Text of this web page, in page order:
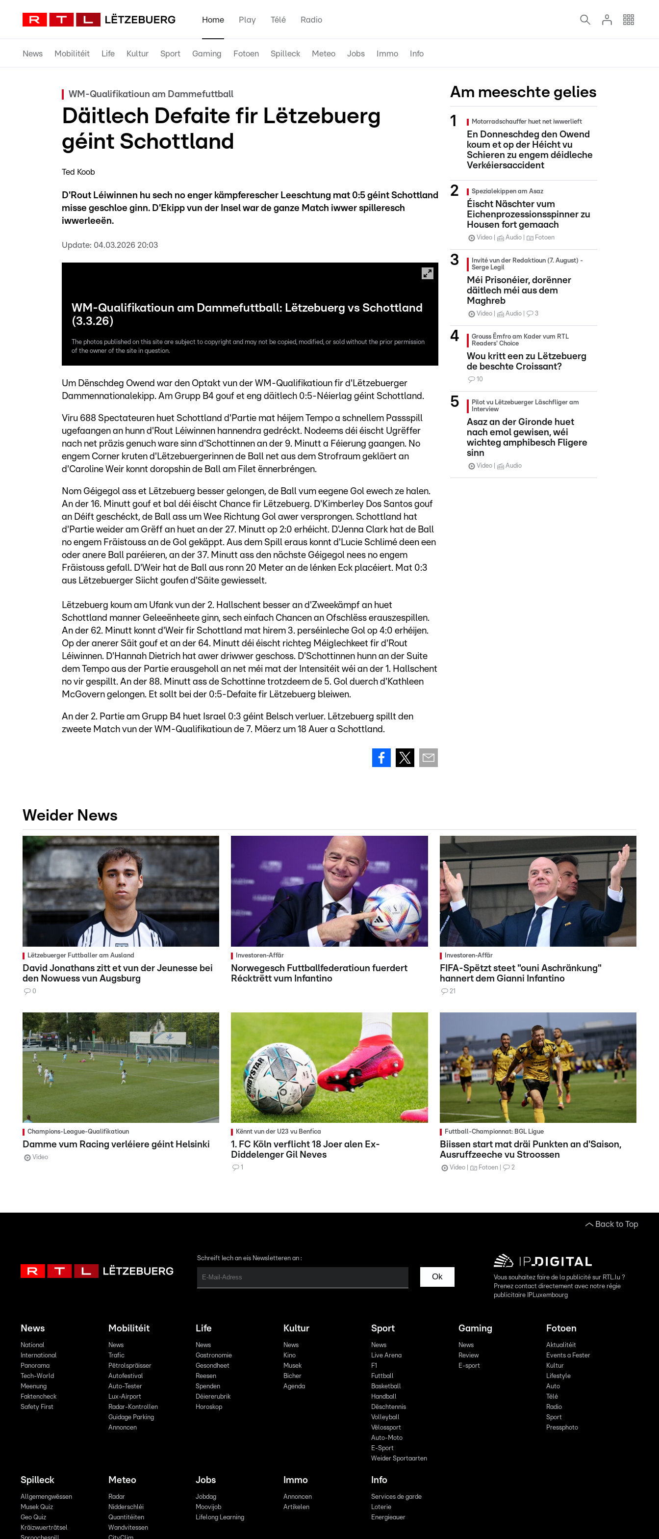
Home Play Télé Radio
News Mobilitéit Life Kultur Sport Gaming Fotoen Spilleck Meteo Jobs Immo Info
WM-Qualifikatioun am Dammefuttball
Däitlech Defaite fir Lëtzebuerg
géint Schottland
Ted Koob
D'Rout Léiwinnen hu sech no enger kämpferescher Leeschtung mat 0:5 géint Schottland
misse geschloe ginn. D'Ekipp vun der Insel war de ganze Match iwwer spilleresch
iwwerleeën.
Update: 04.03.2026 20:03
WM-Qualifikatioun am Dammefuttball: Lëtzebuerg vs Schottland
(3.3.26)
The photos published on this site are subject to copyright and may not be copied, modified, or sold without the prior permission
of the owner of the site in question.
Um Dënschdeg Owend war den Optakt vun der WM-Qualifikatioun fir d'Lëtzebuerger
Dammennationalekipp. Am Grupp B4 gouf et eng däitlech 0:5-Néierlag géint Schottland.
Viru 688 Spectateuren huet Schottland d'Partie mat héijem Tempo a schnellem Passspill
ugefaangen an hunn d'Rout Léiwinnen hannendra gedréckt. Nodeems déi éischt Ugrëffer
nach net präzis genuch ware sinn d'Schottinnen an der 9. Minutt a Féierung gaangen. No
engem Corner kruten d'Lëtzebuergerinnen de Ball net aus dem Strofraum gekläert an
d'Caroline Weir konnt doropshin de Ball am Filet ënnerbréngen.
Nom Géigegol ass et Lëtzebuerg besser gelongen, de Ball vum eegene Gol ewech ze halen.
An der 16. Minutt gouf et bal déi éischt Chance fir Lëtzebuerg. D'Kimberley Dos Santos gouf
an Déift geschéckt, de Ball ass um Wee Richtung Gol awer versprongen. Schottland hat
d'Partie weider am Grëff an huet an der 27. Minutt op 2:0 erhéicht. D'Jenna Clark hat de Ball
no engem Fräistouss an de Gol gekäppt. Aus dem Spill eraus konnt d'Lucie Schlimé deen een
oder anere Ball paréieren, an der 37. Minutt ass den nächste Géigegol nees no engem
Fräistouss gefall. D'Weir hat de Ball aus ronn 20 Meter an de lénken Eck placéiert. Mat 0:3
aus Lëtzebuerger Siicht goufen d'Säite gewiesselt.
Lëtzebuerg koum am Ufank vun der 2. Hallschent besser an d'Zweekämpf an huet
Schottland manner Geleeënheete ginn, sech einfach Chancen an Ofschlëss erauszespillen.
An der 62. Minutt konnt d'Weir fir Schottland mat hirem 3. perséinleche Gol op 4:0 erhéijen.
Op der anerer Säit gouf et an der 64. Minutt déi éischt richteg Méiglechkeet fir d'Rout
Léiwinnen. D'Hannah Dietrich hat awer driwwer geschoss. D'Schottinnen hunn an der Suite
dem Tempo aus der Partie erausgeholl an net méi mat der Intensitéit wéi an der 1. Hallschent
no vir gespillt. An der 88. Minutt ass de Schottinne trotzdeem de 5. Gol duerch d'Kathleen
McGovern gelongen. Et sollt bei der 0:5-Defaite fir Lëtzebuerg bleiwen.
An der 2. Partie am Grupp B4 huet Israel 0:3 géint Belsch verluer. Lëtzebuerg spillt den
zweete Match vun der WM-Qualifikatioun de 7. Mäerz um 18 Auer a Schottland.
Am meeschte gelies
Motorradschauffer huet net iwwerlieft
En Donneschdeg den Owend
koum et op der Héicht vu
Schieren zu engem déidleche
Verkéiersaccident
Spezialekippen am Asaz
Éischt Näschter vum
Eichenprozessionsspinner zu
Housen fort gemaach
Video Audio Fotoen
Invité vun der Redaktioun (7. August) -
Serge Legil
Méi Prisonéier, dorënner
däitlech méi aus dem
Maghreb
Video Audio 3
Grouss Ëmfro am Kader vum RTL
Readers' Choice
Wou kritt een zu Lëtzebuerg
de beschte Croissant?
10
Pilot vu Lëtzebuerger Läschfliger am
Interview
Asaz an der Gironde huet
nach emol gewisen, wéi
wichteg amphibesch Fligere
sinn
Video Audio
Weider News
Lëtzebuerger Futtballer am Ausland
David Jonathans zitt et vun der Jeunesse bei
den Nowuess vun Augsburg
0
Investoren-Affär
Norwegesch Futtballfederatioun fuerdert
Récktrëtt vum Infantino
Investoren-Affär
FIFA-Spëtzt steet "ouni Aschränkung"
hannert dem Gianni Infantino
21
Champions-League-Qualifikatioun
Damme vum Racing verléiere géint Helsinki
Video
Kënnt vun der U23 vu Benfica
1. FC Köln verflicht 18 Joer alen Ex-
Diddelenger Gil Neves
1
Futtball-Championnat: BGL Ligue
Biissen start mat dräi Punkten an d'Saison,
Ausruffzeeche vu Stroossen
Video Fotoen 2
Back to Top
Schreift Iech an eis Newsletteren an :
Ok
Vous souhaitez faire de la publicité sur RTL.lu ?
Prenez contact directement avec notre régie
publicitaire IPLuxembourg
News
National
International
Panorama
Tech-World
Meenung
Faktencheck
Safety First
Mobilitéit
News
Trafic
Pëtrolspräisser
Autofestival
Auto-Tester
Lux-Airport
Radar-Kontrollen
Guidage Parking
Annoncen
Life
News
Gastronomie
Gesondheet
Reesen
Spenden
Déiererubrik
Horoskop
Kultur
News
Kino
Musek
Bicher
Agenda
Sport
News
Live Arena
F1
Futtball
Basketball
Handball
Dëschtennis
Volleyball
Vëlossport
Auto-Moto
E-Sport
Weider Sportaarten
Gaming
News
Review
E-sport
Fotoen
Aktualitéit
Events a Fester
Kultur
Lifestyle
Auto
Télé
Radio
Sport
Pressphoto
Spilleck
Allgemengwëssen
Musek Quiz
Geo Quiz
Kräizwuerträtsel
Meteo
Radar
Nidderschléi
Quantitéiten
Wandvitessen
Jobs
Jobdag
Moovijob
Lifelong Learning
Immo
Annoncen
Artikelen
Info
Services de garde
Loterie
Energieauer